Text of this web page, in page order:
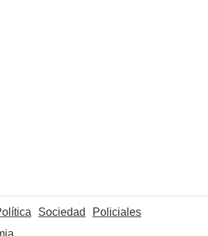
Sociedad
Policiales